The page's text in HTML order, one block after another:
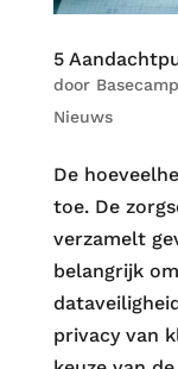
5
door
Nieuws
De
toe. De
verzamelt
belangrijk
privacy van